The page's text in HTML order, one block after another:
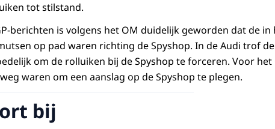
tot stilstand.
berichten is volgens het OM duidelijk geworden dat de
op pad waren richting de Spyshop. In de Audi trof
om de rolluiken bij de Spyshop te forceren. Voor
waren om een aanslag op de Spyshop te plegen.
bij